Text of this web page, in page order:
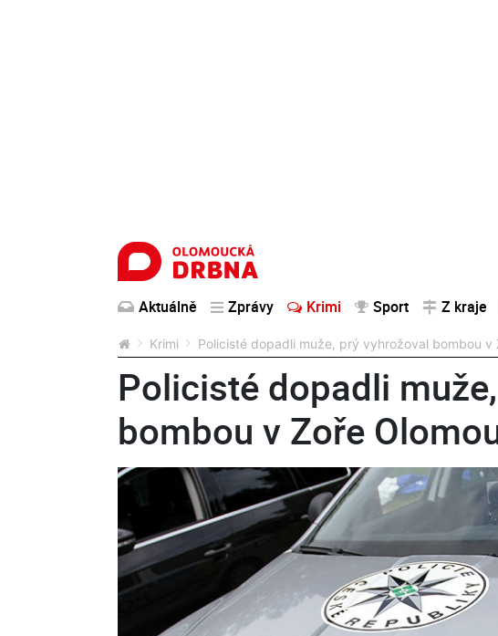
Aktuálně Zprávy Krimi Sport Z kraje
Krimi Policisté dopadli muže, prý vyhrožoval bombou v
Policisté dopadli
bombou v Zoře